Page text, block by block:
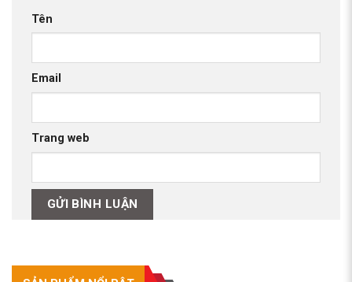
Tên
Email
Trang web